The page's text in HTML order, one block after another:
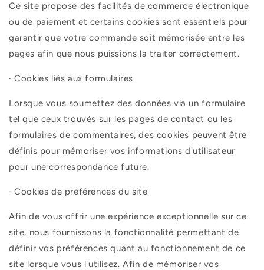
Ce site propose des facilités de commerce électronique
ou de paiement et certains cookies sont essentiels pour
garantir que votre commande soit mémorisée entre les
pages afin que nous puissions la traiter correctement.
· Cookies liés aux formulaires
Lorsque vous soumettez des données via un formulaire
tel que ceux trouvés sur les pages de contact ou les
formulaires de commentaires, des cookies peuvent être
définis pour mémoriser vos informations d'utilisateur
pour une correspondance future.
· Cookies de préférences du site
Afin de vous offrir une expérience exceptionnelle sur ce
site, nous fournissons la fonctionnalité permettant de
définir vos préférences quant au fonctionnement de ce
site lorsque vous l'utilisez. Afin de mémoriser vos